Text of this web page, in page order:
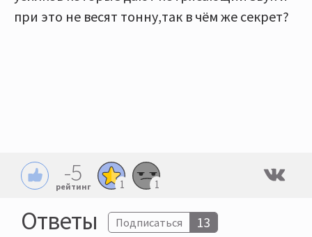
при это не весят тонну,так в чём же секрет?
-5
рейтинг 1 1
Ответы Подписаться 13